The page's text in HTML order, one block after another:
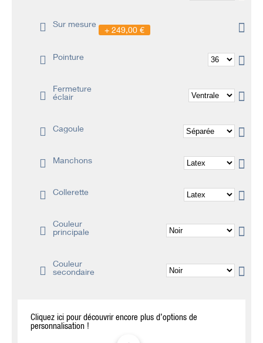
Sur mesure
249,00 €
Pointure
Fermeture
éclair
Cagoule
Manchons
Collerette
Couleur
principale
Couleur
secondaire
Cliquez ici pour découvrir encore plus d’options de
personnalisation !